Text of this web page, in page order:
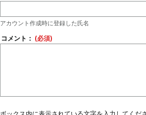
アカウント作成時に登録した氏名
コメント： (必須)